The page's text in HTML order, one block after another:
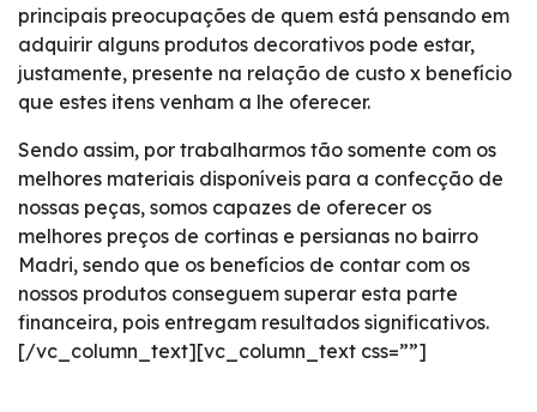
principais preocupações de quem está pensando em
adquirir alguns produtos decorativos pode estar,
justamente, presente na relação de custo x benefício
que estes itens venham a lhe oferecer.
Sendo assim, por trabalharmos tão somente com os
melhores materiais disponíveis para a confecção de
nossas peças, somos capazes de oferecer os
melhores preços de cortinas e persianas no bairro
Madri, sendo que os benefícios de contar com os
nossos produtos conseguem superar esta parte
financeira, pois entregam resultados significativos.
[/vc_column_text][vc_column_text css=””]